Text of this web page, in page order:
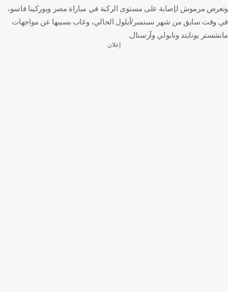
وتعرض مرموش لإصابة على مستوى الركبة في مباراة مصر وبوركينا فاسو،
في وقت سابق من شهر سبتمبر/أيلول الحالي، وغاب بسببها عن مواجهات
مانشستر يونايتد ونابولي وآرسنال.
إعلان